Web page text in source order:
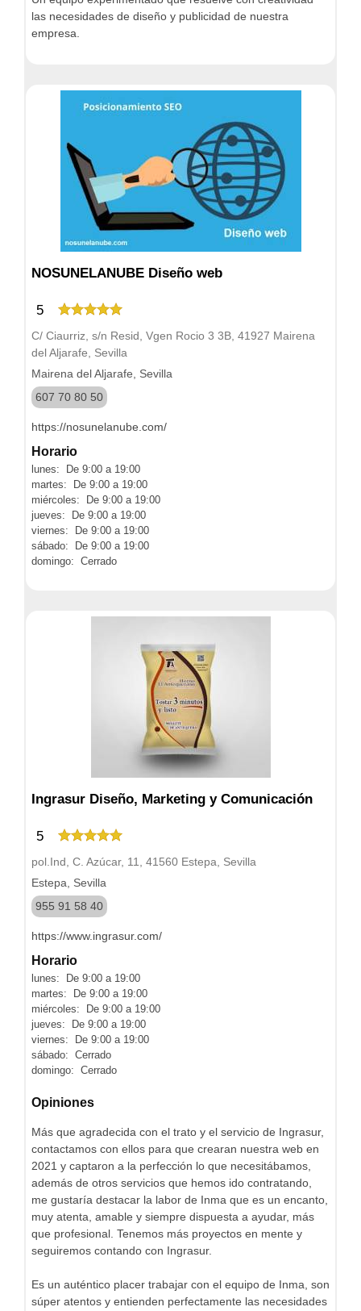
las necesidades de diseño y publicidad de nuestra
empresa.
NOSUNELANUBE Diseño web
5
C/ Ciaurriz, s/n Resid, Vgen Rocio 3 3B, 41927 Mairena
del Aljarafe, Sevilla
Mairena del Aljarafe, Sevilla
607 70 80 50
https://nosunelanube.com/
Horario
lunes: De 9:00 a 19:00
martes: De 9:00 a 19:00
miércoles: De 9:00 a 19:00
jueves: De 9:00 a 19:00
viernes: De 9:00 a 19:00
sábado: De 9:00 a 19:00
domingo: Cerrado
Ingrasur Diseño, Marketing y Comunicación
5
pol.Ind, C. Azúcar, 11, 41560 Estepa, Sevilla
Estepa, Sevilla
955 91 58 40
https://www.ingrasur.com/
Horario
lunes: De 9:00 a 19:00
martes: De 9:00 a 19:00
miércoles: De 9:00 a 19:00
jueves: De 9:00 a 19:00
viernes: De 9:00 a 19:00
sábado: Cerrado
domingo: Cerrado
Opiniones
Más que agradecida con el trato y el servicio de Ingrasur,
contactamos con ellos para que crearan nuestra web en
2021 y captaron a la perfección lo que necesitábamos,
además de otros servicios que hemos ido contratando,
me gustaría destacar la labor de Inma que es un encanto,
muy atenta, amable y siempre dispuesta a ayudar, más
que profesional. Tenemos más proyectos en mente y
seguiremos contando con Ingrasur.
Es un auténtico placer trabajar con el equipo de Inma, son
súper atentos y entienden perfectamente las necesidades